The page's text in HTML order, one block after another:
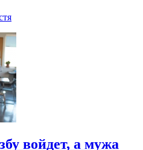
войдет, а мужа